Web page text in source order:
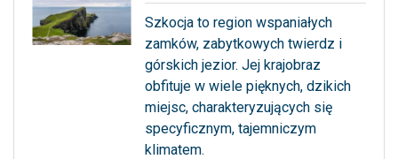
Szkocja to region wspaniałych
zamków, zabytkowych twierdz i
górskich jezior. Jej krajobraz
obfituje w wiele pięknych, dzikich
miejsc, charakteryzujących się
specyficznym, tajemniczym
klimatem.